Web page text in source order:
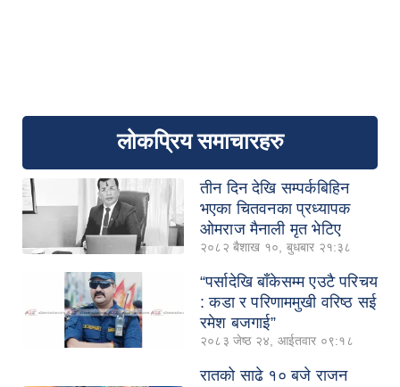
लोकप्रिय समाचारहरु
तीन दिन देखि सम्पर्कबिहिन
भएका चितवनका प्रध्यापक
ओमराज मैनाली मृत भेटिए
२०८२ बैशाख १०, बुधबार २१:३८
“पर्सादेखि बाँकेसम्म एउटै परिचय
: कडा र परिणाममुखी वरिष्ठ सई
रमेश बजगाई”
२०८३ जेष्ठ २४, आईतवार ०९:१८
रातको साढे १० बजे राजन